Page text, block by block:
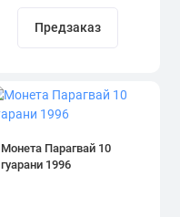
Предзаказ
Монета Парагвай 10
гуарани 1996